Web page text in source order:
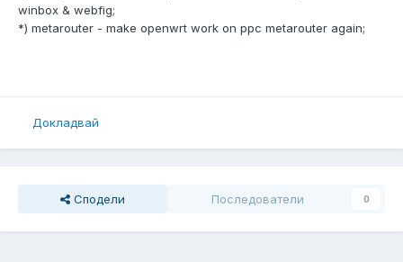
winbox & webfig;
*) metarouter - make openwrt work on ppc metarouter again;
Докладвай
Сподели Последователи 0